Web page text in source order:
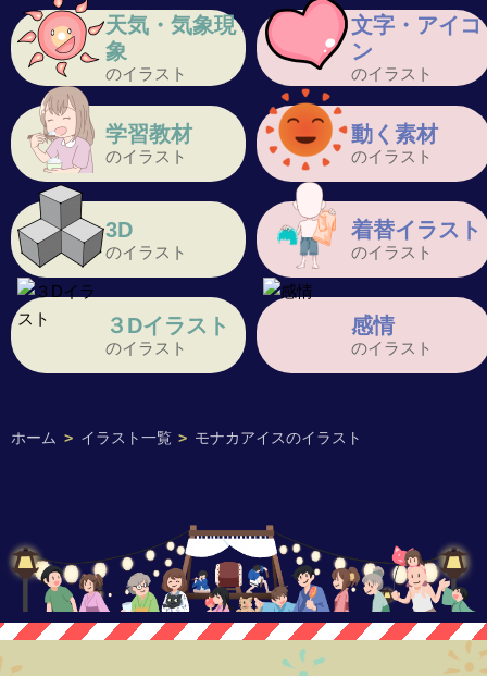
ホーム > イラスト一覧 > モナカアイスのイラスト
天気・気象現
象
のイラスト
文字・アイコ
ン
のイラスト
学習教材
のイラスト
動く素材
のイラスト
3D
のイラスト
着替イラスト
のイラスト
３Dイラスト
のイラスト
感情
のイラスト